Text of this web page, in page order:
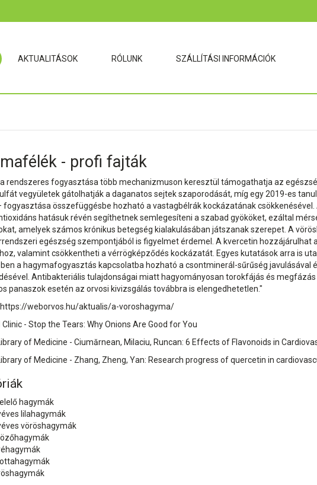
AKTUALITÁSOK RÓLUNK SZÁLLÍTÁSI INFORMÁCIÓK
- profi fajták
rendszeres fogyasztása több mechanizmuson keresztül támogathatja az
vegyületek gátolhatják a daganatos sejtek szaporodását, míg egy 2019-es
fogyasztása összefüggésbe hozható a vastagbélrák kockázatának
hatásuk révén segíthetnek semlegesíteni a szabad gyököket, ezáltal
amelyek számos krónikus betegség kialakulásában játszanak szerepet. A
egészség szempontjából is figyelmet érdemel. A kvercetin hozzájárulhat
valamint csökkentheti a vérrögképződés kockázatát. Egyes kutatások arra is
a hagymafogyasztás kapcsolatba hozható a csontminerál-sűrűség javulásával
Antibakteriális tulajdonságai miatt hagyományosan torokfájás és
panaszok esetén az orvosi kivizsgálás továbbra is elengedhetetlen."
https://weborvos.hu/aktualis/a-voroshagyma/
- Stop the Tears: Why Onions Are Good for You
of Medicine - Ciumărnean, Milaciu, Runcan: 6 Effects of Flavonoids in
of Medicine - Zhang, Zheng, Yan: Research progress of quercetin in
hagymák
lilahagymák
vöröshagymák